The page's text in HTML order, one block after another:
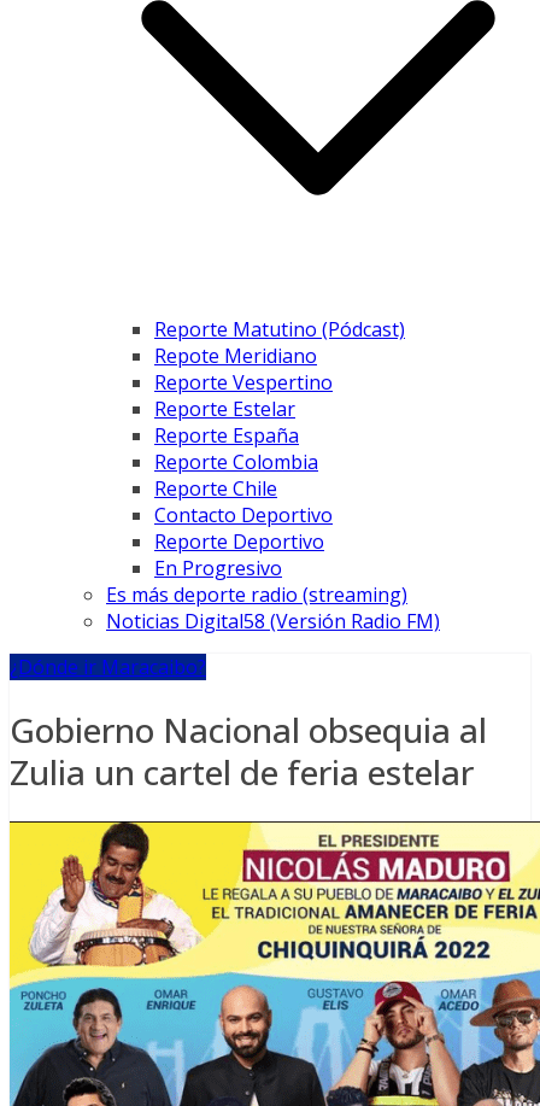
Reporte Matutino (Pódcast)
Repote Meridiano
Reporte Vespertino
Reporte Estelar
Reporte España
Reporte Colombia
Reporte Chile
Contacto Deportivo
Reporte Deportivo
En Progresivo
Es más deporte radio (streaming)
Noticias Digital58 (Versión Radio FM)
¿Dónde ir Maracaibo?
Gobierno Nacional obsequia al
Zulia un cartel de feria estelar